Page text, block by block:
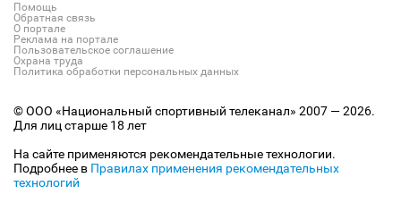
Помощь
Обратная связь
О портале
Реклама на портале
Пользовательское соглашение
Охрана труда
Политика обработки персональных данных
© ООО «Национальный спортивный телеканал» 2007 — 2026.
Для лиц старше 18 лет
На сайте применяются рекомендательные технологии.
Подробнее в Правилах применения рекомендательных
технологий